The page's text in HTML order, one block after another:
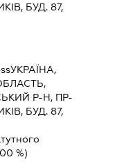
БУД. 87,
УКРАЇНА,
Р-Н, ПР-
БУД. 87,
%)